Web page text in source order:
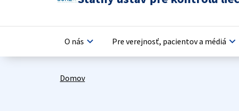
O nás keyboard_arrow_down Pre verejnosť, pacientov a médiá keyboard_arrow_down
Domov